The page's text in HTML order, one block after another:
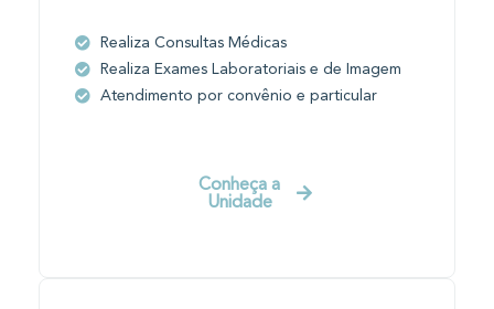
Realiza Consultas Médicas
Realiza Exames Laboratoriais e de Imagem
Atendimento por convênio e particular
Conheça a
Unidade